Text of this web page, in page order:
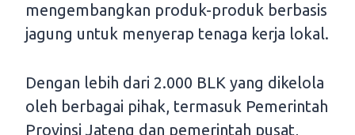
mengembangkan produk-produk berbasis
jagung untuk menyerap tenaga kerja lokal.
Dengan lebih dari 2.000 BLK yang dikelola
oleh berbagai pihak, termasuk Pemerintah
Provinsi Jateng dan pemerintah pusat,